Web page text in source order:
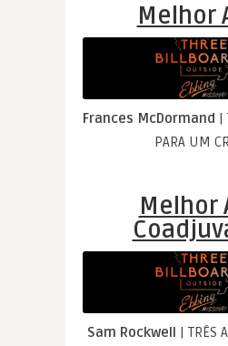
Melhor
Frances McDormand |
PARA UM
Melhor
Sam Rockwell | TRÊS